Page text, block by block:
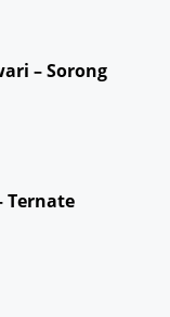
– Sorong
Ternate